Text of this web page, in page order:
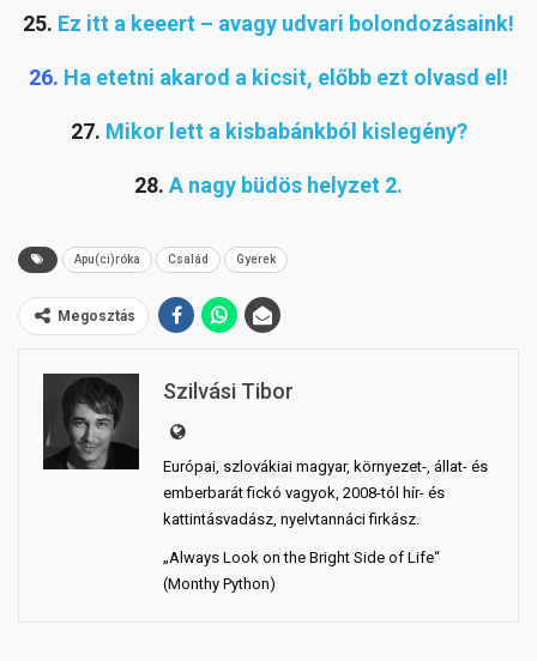
25. Ez itt a keeert – avagy udvari bolondozásaink!
26. Ha etetni akarod a kicsit, előbb ezt olvasd el!
27. Mikor lett a kisbabánkból kislegény?
28. A nagy büdös helyzet 2.
Apu(ci)róka Család Gyerek
Megosztás
Szilvási Tibor
Európai, szlovákiai magyar, környezet-, állat- és
emberbarát fickó vagyok, 2008-tól hír- és
kattintásvadász, nyelvtannáci firkász.
„Always Look on the Bright Side of Life“
(Monthy Python)